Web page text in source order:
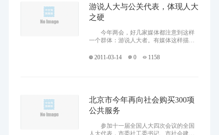
游说人大与公关代表，体现人大
之硬
今年两会，好几家媒体都注意到这样
一个群体：游说人大者。有媒体这样描
名全国人大代表和全国政协委员，会带上
2011-03-14 0 1158
北京市今年再向社会购买300项
公共服务
参加十一届全国人大四次会议的全国
人大代表，市委社工委书记、市社会建设